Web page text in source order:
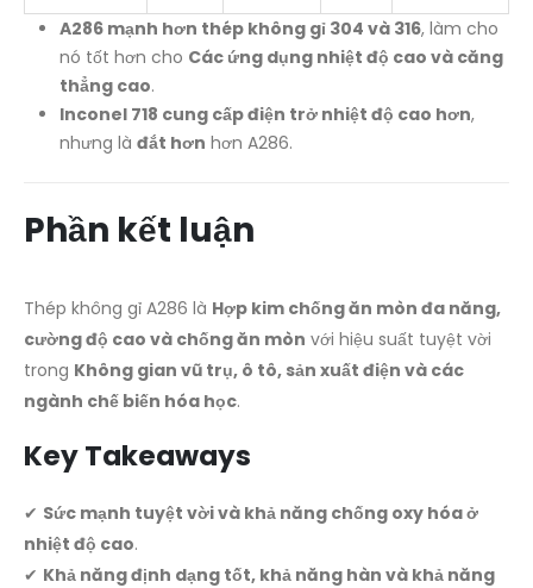
A286 mạnh hơn thép không gỉ 304 và 316, làm cho
nó tốt hơn cho Các ứng dụng nhiệt độ cao và căng
thẳng cao.
Inconel 718 cung cấp điện trở nhiệt độ cao hơn,
nhưng là đắt hơn hơn A286.
Phần kết luận
Thép không gỉ A286 là Hợp kim chống ăn mòn đa năng,
cường độ cao và chống ăn mòn với hiệu suất tuyệt vời
trong Không gian vũ trụ, ô tô, sản xuất điện và các
ngành chế biến hóa học.
Key Takeaways
✔ Sức mạnh tuyệt vời và khả năng chống oxy hóa ở
nhiệt độ cao.
✔ Khả năng định dạng tốt, khả năng hàn và khả năng